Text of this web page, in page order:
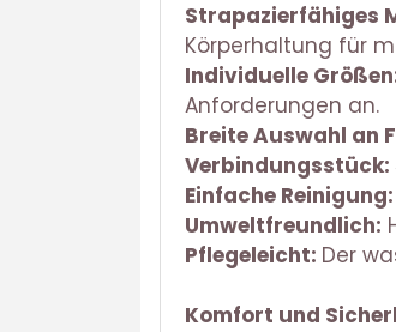
Strapazierfähiges
Körperhaltung für
Individuelle
Anforderungen an.
Breite Auswahl an
Verbindungsstück:
Einfache Reinigung:
Umweltfreundlich:
Pflegeleicht: Der
Komfort und